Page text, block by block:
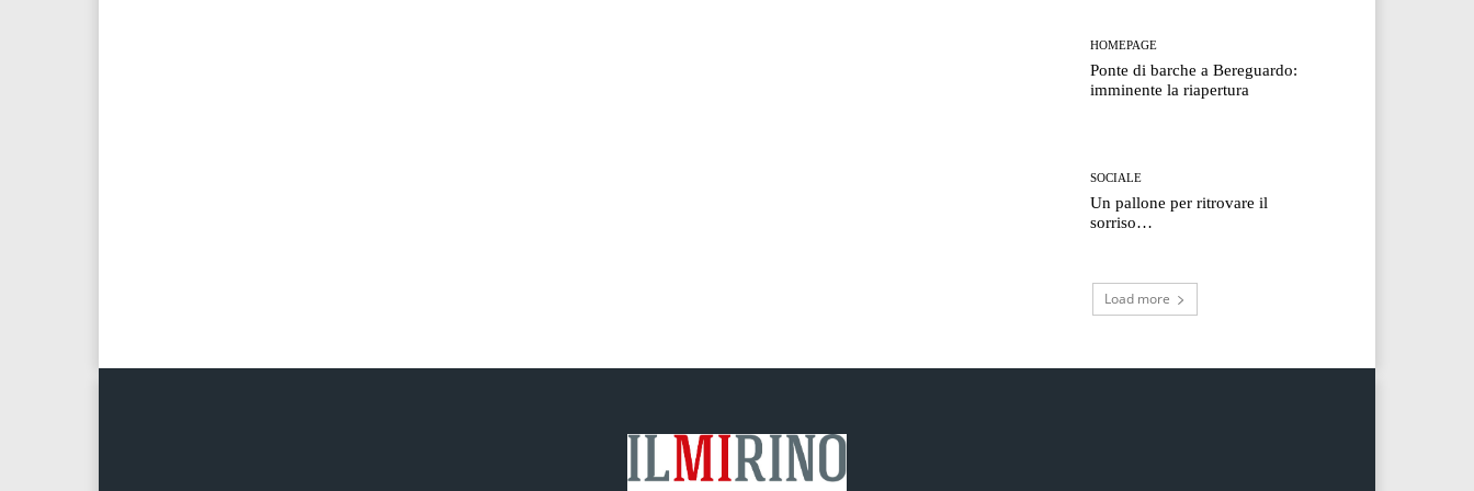
HOMEPAGE
Ponte di barche a Bereguardo:
imminente la riapertura
SOCIALE
Un pallone per ritrovare il
sorriso…
Load more